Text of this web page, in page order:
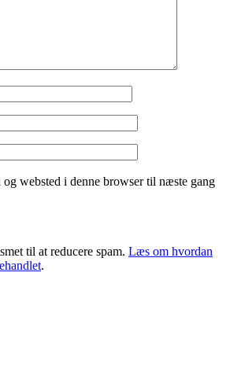
websted i denne browser til næste gang
til at reducere spam. Læs om hvordan
.